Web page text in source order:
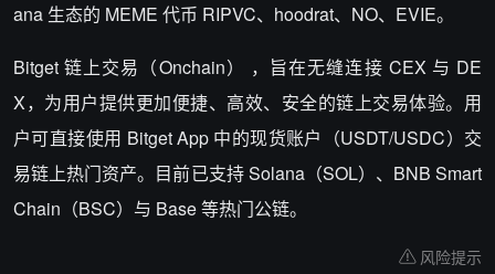
ana 生态的 MEME 代币 RIPVC、hoodrat、NO、EVIE。
Bitget 链上交易（Onchain） ，旨在无缝连接 CEX 与 DE
X，为用户提供更加便捷、高效、安全的链上交易体验。用
户可直接使用 Bitget App 中的现货账户（USDT/USDC）交
易链上热门资产。目前已支持 Solana（SOL）、BNB Smart
Chain（BSC）与 Base 等热门公链。
风险提示